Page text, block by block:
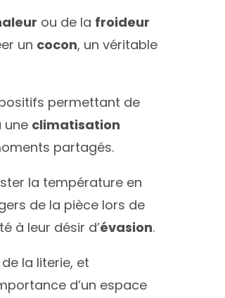
ou de la froideur
un cocon, un véritable
permettant de
une climatisation
partagés.
la température en
de la pièce lors de
à leur désir d’évasion.
la literie, et
d’un espace